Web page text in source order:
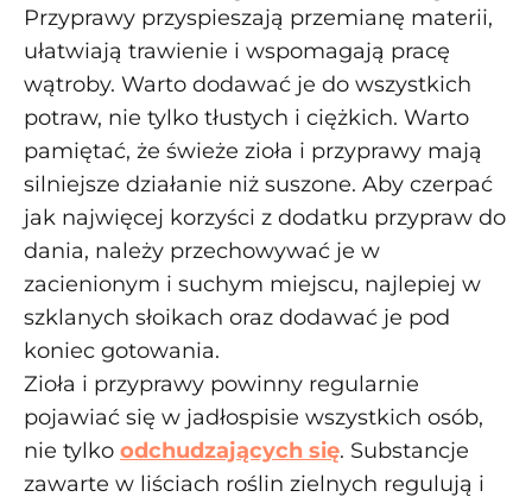
Przyprawy przyspieszają przemianę materii,
ułatwiają trawienie i wspomagają pracę
wątroby. Warto dodawać je do wszystkich
potraw, nie tylko tłustych i ciężkich. Warto
pamiętać, że świeże zioła i przyprawy mają
silniejsze działanie niż suszone. Aby czerpać
jak najwięcej korzyści z dodatku przypraw do
dania, należy przechowywać je w
zacienionym i suchym miejscu, najlepiej w
szklanych słoikach oraz dodawać je pod
koniec gotowania.
Zioła i przyprawy powinny regularnie
pojawiać się w jadłospisie wszystkich osób,
nie tylko odchudzających się. Substancje
zawarte w liściach roślin zielnych regulują i